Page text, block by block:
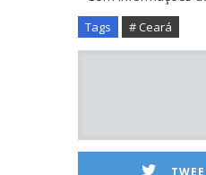
Tags # Ceará